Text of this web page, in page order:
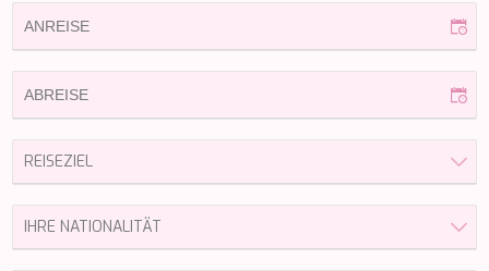
LA PERLA
LADY B
LADY ELAINE
LADY ELEGANZA
LADY TRUDY
LATITUDE
LE VERSEAU
LEGENDARY